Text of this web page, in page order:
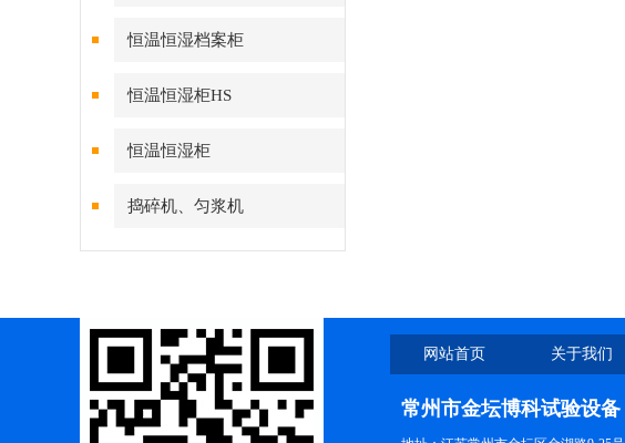
恒温恒湿档案柜
恒温恒湿柜HS
恒温恒湿柜
捣碎机、匀浆机
网站首页 关于我们
常州市金坛博科试验设备